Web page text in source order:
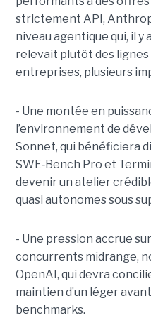
strictement API,
niveau agentique qui, il y
relevait plutôt des lignes
entreprises, plusieurs
- Une montée en
l’environnement de
Sonnet, qui bénéficiera
SWE‑Bench Pro et
devenir un atelier
quasi autonomes sous
- Une pression accrue
concurrents midrange,
OpenAI, qui devra
maintien d’un léger
benchmarks.